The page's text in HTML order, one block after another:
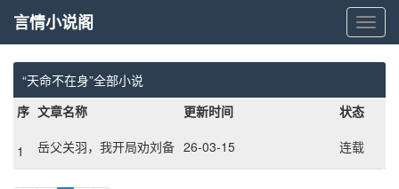
言
情
小
阁
言情小说阁
“天命不在身”全部小说
序 文章名称 更新时间 状态
1
岳父关羽，我开局劝刘备
奇袭襄阳
26-03-15 连载